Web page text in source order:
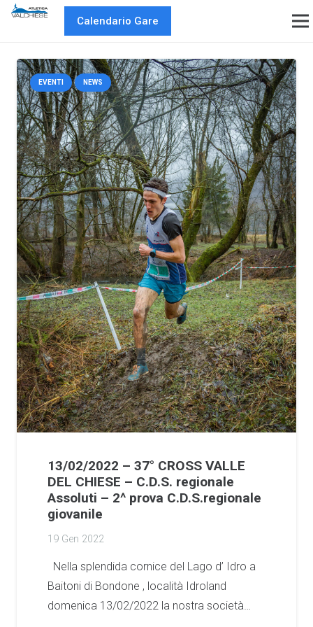
Calendario Gare
EVENTI NEWS
13/02/2022 – 37° CROSS VALLE
DEL CHIESE – C.D.S. regionale
Assoluti – 2^ prova C.D.S.regionale
giovanile
19 Gen 2022
Nella splendida cornice del Lago d’ Idro a
Baitoni di Bondone , località Idroland
domenica 13/02/2022 la nostra società…